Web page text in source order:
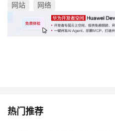
网站 网络
热门推荐